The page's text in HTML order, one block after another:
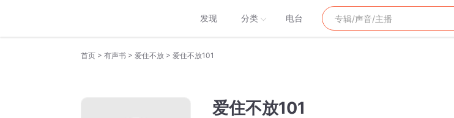
发现 分类 电台
首页 > 有声书 > 爱住不放 > 爱住不放101
爱住不放101